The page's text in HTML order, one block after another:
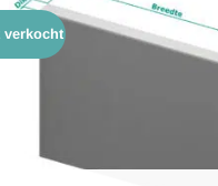
verkocht